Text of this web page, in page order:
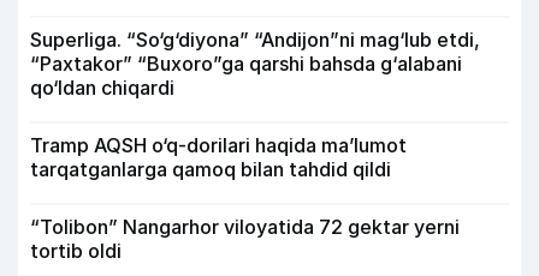
Superliga. “So‘g‘diyona” “Andijon”ni mag‘lub etdi,
“Paxtakor” “Buxoro”ga qarshi bahsda g‘alabani
qo‘ldan chiqardi
Tramp AQSH o‘q-dorilari haqida ma’lumot
tarqatganlarga qamoq bilan tahdid qildi
“Tolibon” Nangarhor viloyatida 72 gektar yerni
tortib oldi